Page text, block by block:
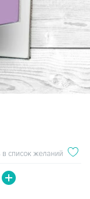
список желаний